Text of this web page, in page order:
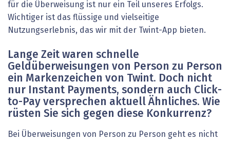
für die Überweisung ist nur ein Teil unseres Erfolgs.
Wichtiger ist das flüssige und vielseitige
Nutzungserlebnis, das wir mit der Twint-App bieten.
Lange Zeit waren schnelle
Geldüberweisungen von Person zu Person
ein Markenzeichen von Twint. Doch nicht
nur Instant Payments, sondern auch Click-
to-Pay versprechen aktuell Ähnliches. Wie
rüsten Sie sich gegen diese Konkurrenz?
Bei Überweisungen von Person zu Person geht es nicht